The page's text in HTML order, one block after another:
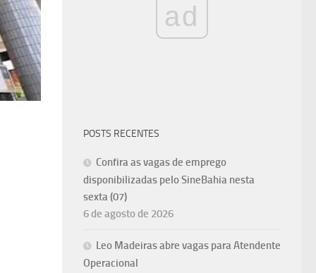
ad
POSTS RECENTES
Confira as vagas de emprego
disponibilizadas pelo SineBahia nesta
sexta (07)
6 de agosto de 2026
Leo Madeiras abre vagas para Atendente
Operacional